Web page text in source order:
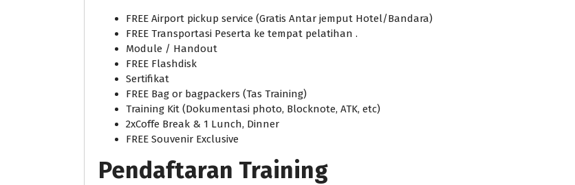
FREE Airport pickup service (Gratis Antar jemput Hotel/Bandara)
FREE Transportasi Peserta ke tempat pelatihan .
Module / Handout
FREE Flashdisk
Sertifikat
FREE Bag or bagpackers (Tas Training)
Training Kit (Dokumentasi photo, Blocknote, ATK, etc)
2xCoffe Break & 1 Lunch, Dinner
FREE Souvenir Exclusive
Pendaftaran Training